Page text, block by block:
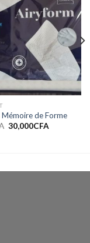
de Forme
Le
prix
30,000CFALe